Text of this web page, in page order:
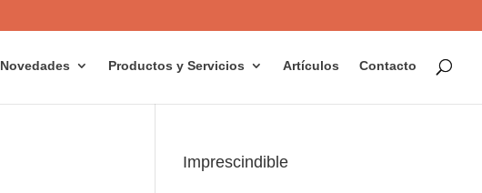
Novedades Productos y Servicios Artículos Contacto
Imprescindible